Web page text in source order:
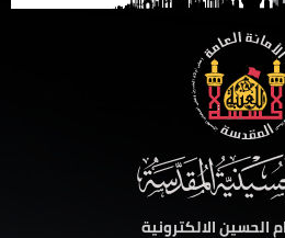
الحسين الالكترونية